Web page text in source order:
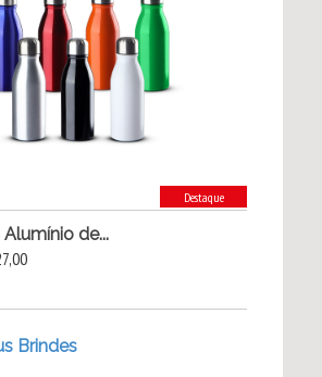
Destaque
de...
Brindes